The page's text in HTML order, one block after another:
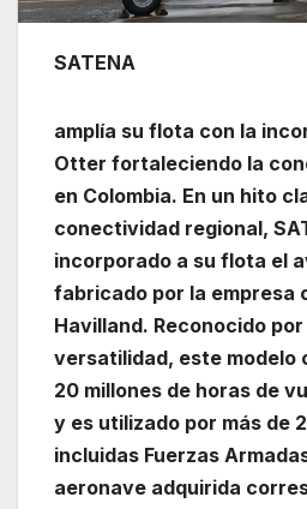
SATENA
amplía su flota con la
Otter fortaleciendo la
en Colombia. En un hito
conectividad regional,
incorporado a su flota el
fabricado por la empresa
Havilland. Reconocido
versatilidad, este modelo
20 millones de horas de
y es utilizado por más de
incluidas Fuerzas
aeronave adquirida